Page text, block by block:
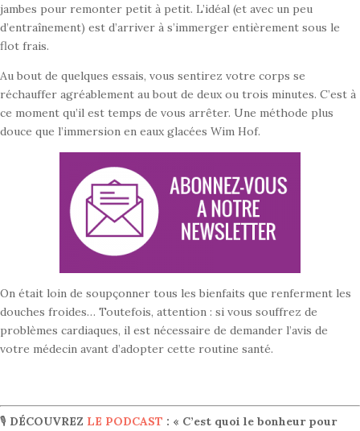
jambes pour remonter petit à petit. L’idéal (et avec un peu
d’entraînement) est d’arriver à s’immerger entièrement sous le
flot frais.
Au bout de quelques essais, vous sentirez votre corps se
réchauffer agréablement au bout de deux ou trois minutes. C’est à
ce moment qu’il est temps de vous arrêter. Une méthode plus
douce que l’immersion en eaux glacées Wim Hof.
On était loin de soupçonner tous les bienfaits que renferment les
douches froides… Toutefois, attention : si vous souffrez de
problèmes cardiaques, il est nécessaire de demander l’avis de
votre médecin avant d’adopter cette routine santé.
🎙 DÉCOUVREZ LE PODCAST : « C’est quoi le bonheur pour